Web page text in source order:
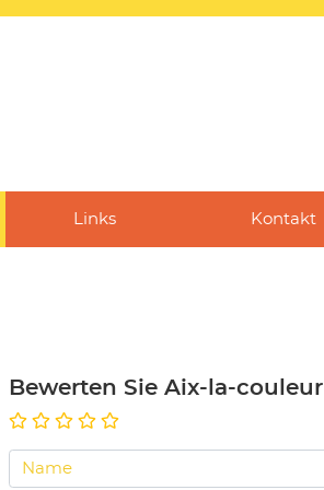
Links Kontakt
Bewerten Sie Aix-la-couleur